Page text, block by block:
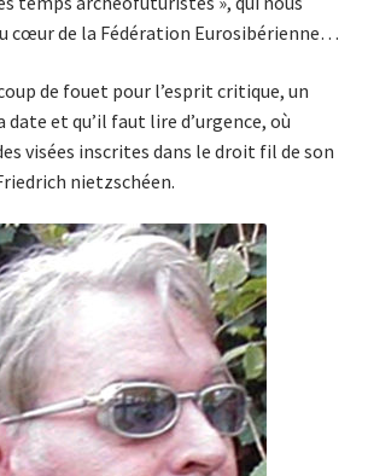
cœur de la Fédération Eurosibérienne…
de fouet pour l’esprit critique, un
et qu’il faut lire d’urgence, où
visées inscrites dans le droit fil de son
nietzschéen.